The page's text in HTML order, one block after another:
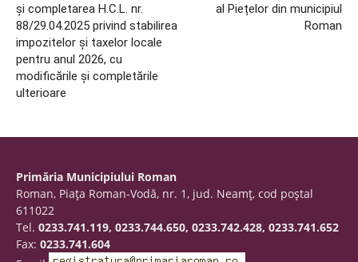
și completarea H.C.L. nr.
88/29.04.2025 privind stabilirea
impozitelor și taxelor locale
pentru anul 2026, cu
modificările și completările
ulterioare
al Piețelor din municipiul
Roman
Primăria Municipiului Roman
Roman, Piaţa Roman-Vodă, nr. 1, jud. Neamţ, cod poştal
611022
Tel. 0233.741.119, 0233.744.650, 0233.742.428, 0233.741.652
Fax: 0233.741.604